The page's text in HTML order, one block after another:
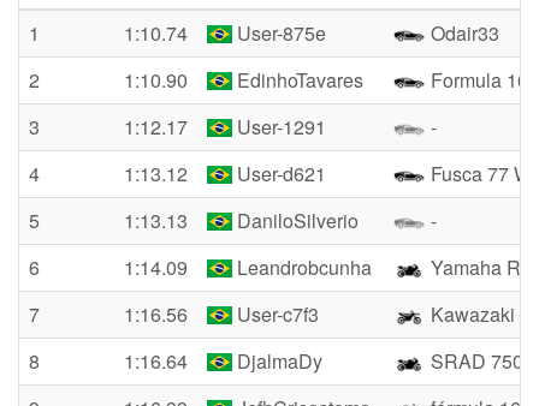
1
1:10.74 User-875e
Odair33
2
1:10.90 EdinhoTavares
Formula
3
1:12.17 User-1291
-
4
1:13.12 User-d621
Fusca 77
5
1:13.13 DaniloSilverio
-
6
1:14.09 Leandrobcunha
Yamaha R6
7
1:16.56 User-c7f3
Kawazaki
8
1:16.64 DjalmaDy
SRAD 750